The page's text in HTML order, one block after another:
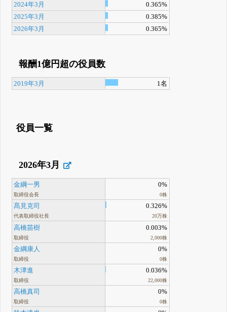
2024年3月
0.365%
2025年3月
0.385%
2026年3月
0.365%
報酬1億円超の役員数
2019年3月 1名
役員一覧
2026年3月
金綱一男
取締役会長
0%
0株
髙見克司
代表取締役社長
0.326%
20万株
高橋苗樹
取締役
0.003%
2,000株
金綱康人
取締役
0%
0株
木津進
取締役
0.036%
22,000株
高橋真司
取締役
0%
0株